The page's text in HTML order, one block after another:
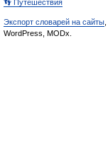
👣 Путешествия
Экспорт словарей на сайты
WordPress, MODx.